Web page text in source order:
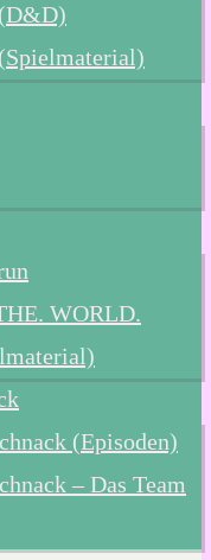
WORLD.
(Episoden)
– Das Team